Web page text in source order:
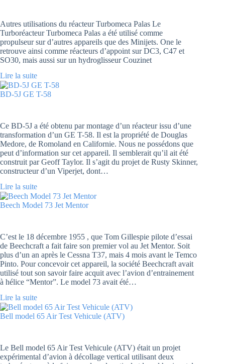
Autres utilisations du réacteur Turbomeca Palas Le
Turboréacteur Turbomeca Palas a été utilisé comme
propulseur sur d’autres appareils que des Minijets. One le
retrouve ainsi comme réacteurs d’appoint sur DC3, C47 et
SO30, mais aussi sur un hydroglisseur Couzinet
Lire la suite
BD-5J GE T-58
Ce BD-5J a été obtenu par montage d’un réacteur issu d’une
transformation d’un GE T-58. Il est la propriété de Douglas
Medore, de Romoland en Californie. Nous ne possédons que
peut d’information sur cet appareil. Il semblerait qu’il ait été
construit par Geoff Taylor. Il s’agit du projet de Rusty Skinner,
constructeur d’un Viperjet, dont…
Lire la suite
Beech Model 73 Jet Mentor
C’est le 18 décembre 1955 , que Tom Gillespie pilote d’essai
de Beechcraft a fait faire son premier vol au Jet Mentor. Soit
plus d’un an après le Cessna T37, mais 4 mois avant le Temco
Pinto. Pour concevoir cet appareil, la société Beechcraft avait
utilisé tout son savoir faire acquit avec l’avion d’entrainement
à hélice “Mentor”. Le model 73 avait été…
Lire la suite
Bell model 65 Air Test Vehicule (ATV)
Le Bell model 65 Air Test Vehicule (ATV) était un projet
expérimental d’avion à décollage vertical utilisant deux